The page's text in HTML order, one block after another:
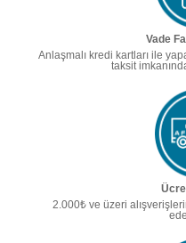
Vade
Anlaşmalı kredi kartları ile
taksit
2.000₺ ve üzeri